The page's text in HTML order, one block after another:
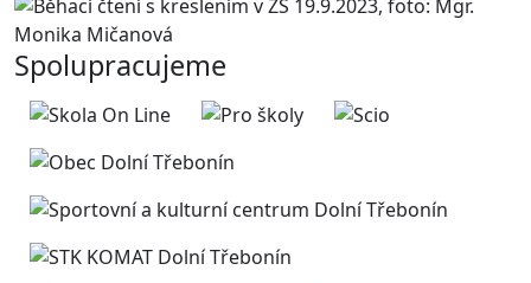
Spolupracujeme